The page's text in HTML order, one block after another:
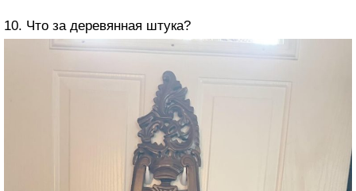
10. Что за деревянная штука?